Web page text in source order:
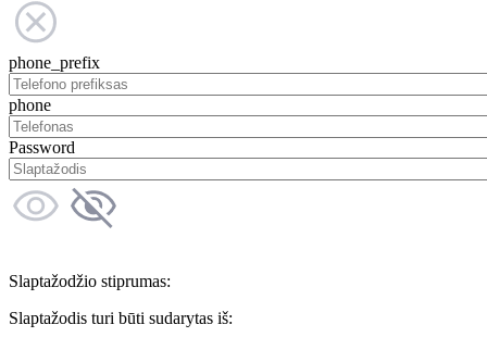
phone_prefix
phone
Password
Slaptažodžio stiprumas:
Slaptažodis turi būti sudarytas iš: